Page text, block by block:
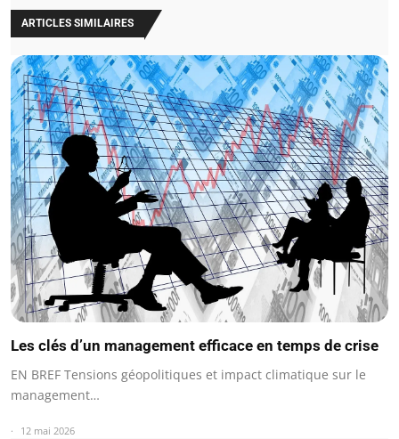
ARTICLES SIMILAIRES
Les clés d’un management efficace en temps de crise
EN BREF Tensions géopolitiques et impact climatique sur le
management…
12 mai 2026